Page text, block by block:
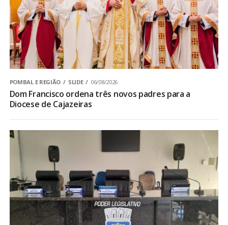
POMBAL E REGIÃO SLIDE 06/08/2026
Dom Francisco ordena três novos padres para a
Diocese de Cajazeiras